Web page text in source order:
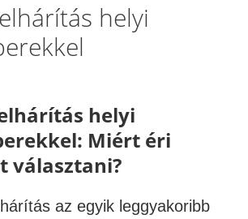
helyi
helyi
Miért éri
választani?
az egyik leggyakoribb